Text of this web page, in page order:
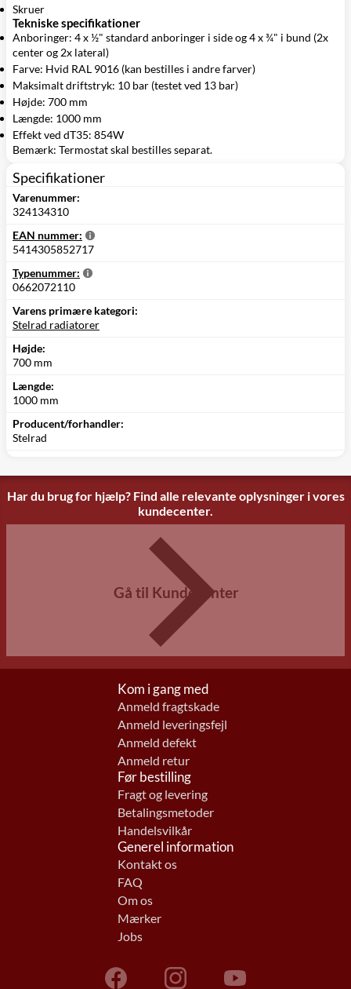
Skruer
Tekniske specifikationer
Anboringer: 4 x ½" standard anboringer i side og 4 x ¾" i bund (2x
center og 2x lateral)
Farve: Hvid RAL 9016 (kan bestilles i andre farver)
Maksimalt driftstryk: 10 bar (testet ved 13 bar)
Højde: 700 mm
Længde: 1000 mm
Effekt ved dT35: 854W
Bemærk: Termostat skal bestilles separat.
Specifikationer
Varenummer:
324134310
EAN nummer:
5414305852717
Typenummer:
0662072110
Varens primære kategori:
Stelrad radiatorer
Højde:
700 mm
Længde:
1000 mm
Producent/forhandler:
Stelrad
Har du brug for hjælp? Find alle relevante oplysninger i vores
kundecenter.
Gå til Kundecenter
Kom i gang med
Anmeld fragtskade
Anmeld leveringsfejl
Anmeld defekt
Anmeld retur
Før bestilling
Fragt og levering
Betalingsmetoder
Handelsvilkår
Generel information
Kontakt os
FAQ
Om os
Mærker
Jobs